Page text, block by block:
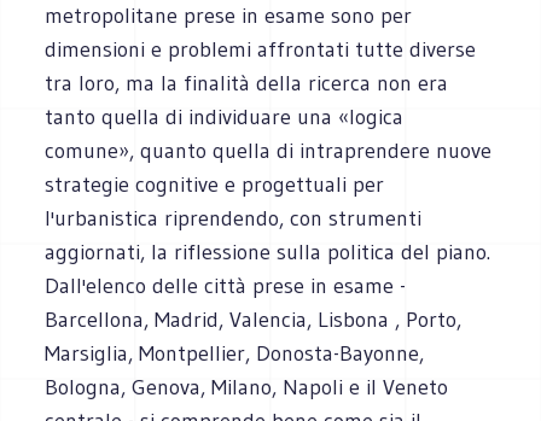
metropolitane prese in esame sono per
dimensioni e problemi affrontati tutte diverse
tra loro, ma la finalità della ricerca non era
tanto quella di individuare una «logica
comune», quanto quella di intraprendere nuove
strategie cognitive e progettuali per
l'urbanistica riprendendo, con strumenti
aggiornati, la riflessione sulla politica del piano.
Dall'elenco delle città prese in esame -
Barcellona, Madrid, Valencia, Lisbona , Porto,
Marsiglia, Montpellier, Donosta-Bayonne,
Bologna, Genova, Milano, Napoli e il Veneto